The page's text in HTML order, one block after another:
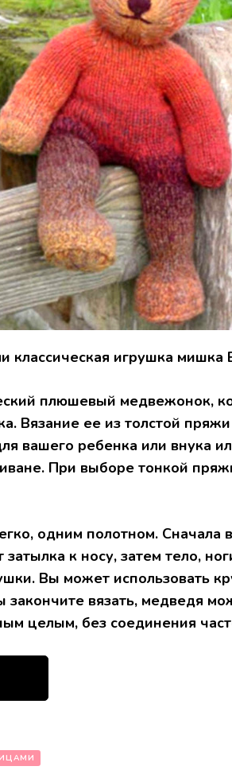
классическая игрушка мишка
плюшевый медвежонок,
Вязание ее из толстой
вашего ребенка или внука
При выборе тонкой
одним полотном. Сначала
к носу, затем тело,
Вы может использовать
закончите вязать, медведя
целым, без соединения